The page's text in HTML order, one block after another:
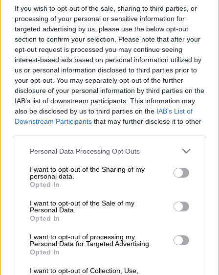
If you wish to opt-out of the sale, sharing to third parties, or
processing of your personal or sensitive information for
targeted advertising by us, please use the below opt-out
section to confirm your selection. Please note that after your
opt-out request is processed you may continue seeing
interest-based ads based on personal information utilized by
us or personal information disclosed to third parties prior to
your opt-out. You may separately opt-out of the further
disclosure of your personal information by third parties on the
IAB’s list of downstream participants. This information may
also be disclosed by us to third parties on the IAB’s List of
Downstream Participants that may further disclose it to other
Please note that this website/app uses one or more Google
not limited to your visit or usage behaviour. You may click to
grant or deny consent to Google and its third-party tags to
use your data for below specified purposes in below Google
consent section.
Personal Data Processing Opt Outs
I want to opt-out of the Sharing of my
personal data.
Opted In
I want to opt-out of the Sale of my
Personal Data.
Opted In
I want to opt-out of processing my
Personal Data for Targeted Advertising.
Opted In
I want to opt-out of Collection, Use,
μισθωτών (δηλαδή των συνταξιούχων
που προέρχονται από το τ. ΙΚΑ - ΕΤΑΜ,
τις Τράπεζες και τον ΟΤΕ) και το
Δημόσιο, το ΑΜΚΑ των οποίων λήγει σε
1, 3, 5, 7 και 9.
ΤηνΤετάρτη 30 Μαρτίουθα καταβληθεί
ποσό 741,7 εκατ. ευρώ
σε 1.472.212 δικαιούχους για τις κύριες
και επικουρικές συντάξεις Απριλίου
των συνταξιούχων που προέρχονται
από το τ. ΙΚΑ - ΕΤΑΜ, τις Τράπεζες, τον
ΟΤΕ και το Δημόσιο, το ΑΜΚΑ των
ΤηνΤετάρτη 30 Μαρτίουθα
καταβληθούν 10,5 εκατ. ευρώ σε 27.500
δικαιούχους για προκαταβολές
συντάξεων Απριλίου, στη βάση του ν.
4778/2021.
Κατά την εβδομάδα 28 Μαρτίου- 1 Απριλίου
Θα καταβληθούν 17 εκατ. ευρώ σε 630
δικαιούχους σε συνέχεια έκδοσης